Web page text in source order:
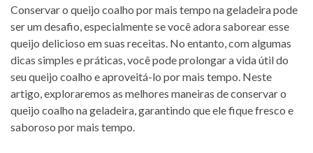
Conservar o queijo coalho por mais tempo na geladeira pode
ser um desafio, especialmente se você adora saborear esse
queijo delicioso em suas receitas. No entanto, com algumas
dicas simples e práticas, você pode prolongar a vida útil do
seu queijo coalho e aproveitá-lo por mais tempo. Neste
artigo, exploraremos as melhores maneiras de conservar o
queijo coalho na geladeira, garantindo que ele fique fresco e
saboroso por mais tempo.